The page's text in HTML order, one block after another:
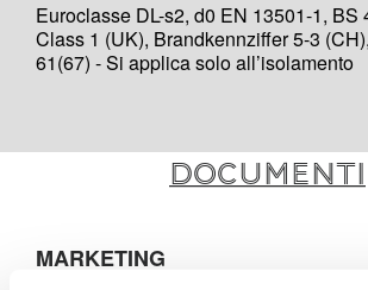
Euroclasse DL-s2, d0 EN 13501-1, BS
Class 1 (UK), Brandkennziffer 5-3
61(67) - Si applica solo all’isolamento
Documenti
MARKETING